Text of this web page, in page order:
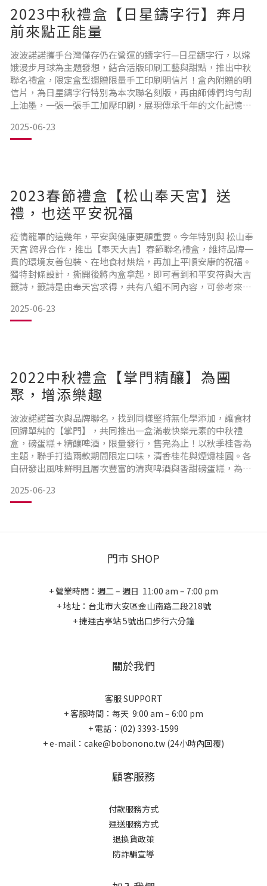
2023中秋禮盒【日星鑄字行】奔月
前來點正能量
波波諾諾攜手台灣僅存仍在營運的鑄字行—日星鑄字行，以嫦
娥漫步月球為主題發想，結合活版印刷工藝與甜點，推出中秋
聯名禮盒，限定盒型還贈限量手工印刷明信片！盒內附贈的明
信片，為日星鑄字行特別為本次聯名刻版，再由師傅們均勻刮
上油墨，一張一張手工加壓印刷，展現傳承千年的文化記憶。
手作的溫度與質感。禮盒設計翻玩鉛字元素，動漫感的嫦娥漂
浮在一輪明月中吃著甜點，活版印刷鉛字的古典風格，體現漢
2025-06-23
2023春節禮盒【松山奉天宮】送
禮，也送平安祝福
疫情籠罩的這幾年，平安與健康更顯重要。今年特別與 松山奉
天宮 跨界合作，推出【奉天大吉】春節聯名禮盒，維持品牌一
貫的環境友善包裝、在地食材烘焙，再加上平順安康的祝福。
獨特封條設計，撕開後將內盒拿起，即可看到和平安符與大吉
籤詩，籤詩是由奉天宮求得，共有八組不同內容，可參考來年
等層層加持，再封裝進獨家設計的平安符裡，將祈願具體化，
把平安祝福傳遞給每一位我們重視的人。三款代表喜氣與祝福
2025-06-23
2022中秋禮盒【掌門精釀】為團
聚，增添樂趣
波波諾諾首次與品牌聯名，找到同樣堅持無化學添加，讓食材
回歸單純的【掌門】，共同推出一盒滿載快樂元素的中秋禮
盒，磅蛋糕 + 精釀啤酒，限量發行，售完為止！以秋季桂香為
主題，聯手打造兩款期間限定口味，清香桂花與煙燻桂圓。各
自研發出風味鮮明且層次豐富的清爽啤酒與香甜磅蛋糕，為中
盒，維持波波諾諾一貫的減塑減量作風，以簡約取代鋪張的包
裝，為環境友善盡一份力。無論親友團聚或職場送禮，都是讓
2025-06-23
門市 SHOP
+ 營業時間：週二 – 週日 11:00 am – 7:00 pm
+ 地址：台北市大安區金山南路二段218號
+ 捷運古亭站 5號出口步行六分鐘
關於我們
客服 SUPPORT
+ 客服時間：每天 9:00 am – 6:00 pm
+ 電話：(02) 3393-1599
+ e-mail：cake@bobonono.tw (24小時內回覆)
顧客服務
付款服務方式
運送服務方式
退換貨政策
防詐騙宣導